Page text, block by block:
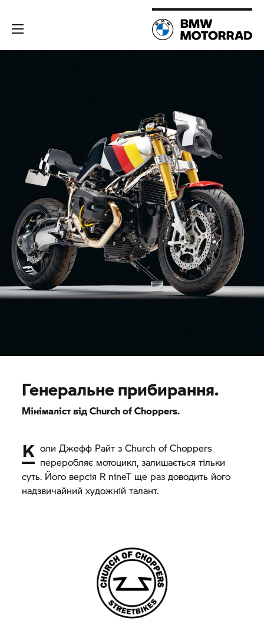
Генеральне прибирання.
Мінімаліст від Church of Choppers.
К оли Джефф Райт з Church of Choppers
переробляє мотоцикл, залишається тільки
суть. Його версія R nineT ще раз доводить його
надзвичайний художній талант.